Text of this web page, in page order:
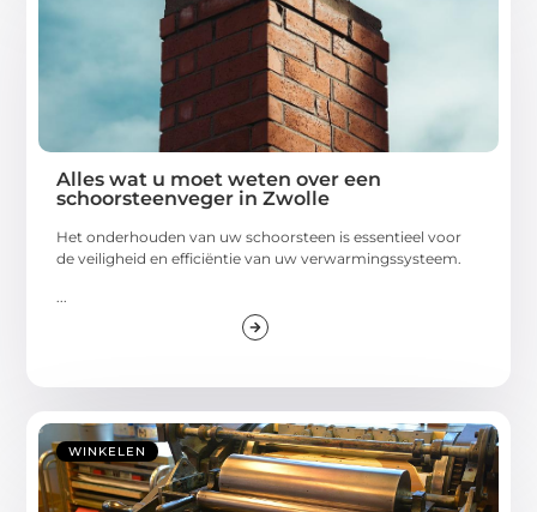
Alles wat u moet weten over een
schoorsteenveger in Zwolle
Het onderhouden van uw schoorsteen is essentieel voor
de veiligheid en efficiëntie van uw verwarmingssysteem.
WINKELEN